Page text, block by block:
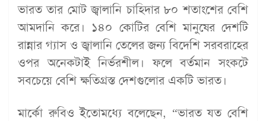
ভারত তার মোট জ্বালানি চাহিদার ৮০ শতাংশের বেশি
আমদানি করে। ১৪০ কোটির বেশি মানুষের দেশটি
রান্নার গ্যাস ও জ্বালানি তেলের জন্য বিদেশি সরবরাহের
ওপর অনেকটাই নির্ভরশীল। ফলে বর্তমান সংকটে
সবচেয়ে বেশি ক্ষতিগ্রস্ত দেশগুলোর একটি ভারত।
মার্কো রুবিও ইতোমধ্যে বলেছেন, “ভারত যত বেশি